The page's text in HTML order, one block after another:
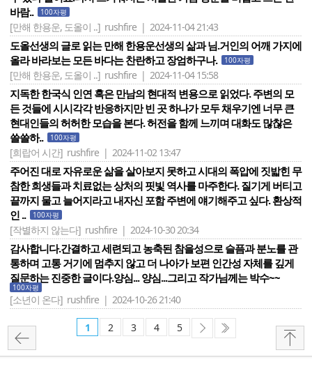
바람..
100자평
[만해 한용운, 도올이 ..] rushfire | 2024-11-04 21:43
도올선생의 글로 읽는 만해 한용운선생의 삶과 님.거인의 어깨 가지에
올라 바라보는 모든 바다는 찬란하고 장엄하구나.
100자평
[만해 한용운, 도올이 ..] rushfire | 2024-11-04 15:58
지독한 한국식 인연 혹은 만남의 현대적 변용으로 읽었다. 주변의 모
든 것들에 시시각각 반응하지만 빈 곳 하나가 모두 채우기엔 너무 큰
현대인들의 허허한 모습을 본다. 허전을 함께 느끼며 대화도 많찮은
쓸쓸하..
100자평
[희랍어 시간] rushfire | 2024-11-02 13:47
주어진 대로 자유로운 삶을 살아보지 못하고 시대의 폭압에 짓밟힌 무
참한 희생들과 치료없는 상처의 핏빛 역사를 마주한다. 질기게 버티고
끝까지 물고 늘어지라고 내자신 포함 주변에 얘기해주고 싶다. 환상적
인 ..
100자평
[작별하지 않는다] rushfire | 2024-10-30 20:34
감사합니다.간결하고 세련되고 농축된 참을성으로 슬픔과 분노를 관
통하며 고통 거기에 멈추지 않고 더 나아가 보편 인간성 자체를 깊게
질문하는 진중한 글이다.양심... 양심...그리고 작가님께는 박수~~
100자평
[소년이 온다] rushfire | 2024-10-26 21:40
1 2 3 4 5